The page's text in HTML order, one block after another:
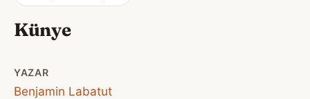
Künye
YAZAR
Benjamin Labatut